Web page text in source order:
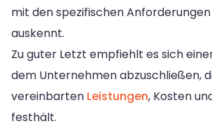
mit den spezifischen Anforderungen
auskennt.
Zu guter Letzt empfiehlt es sich
dem Unternehmen abzuschließen,
vereinbarten Leistungen, Kosten
festhält.